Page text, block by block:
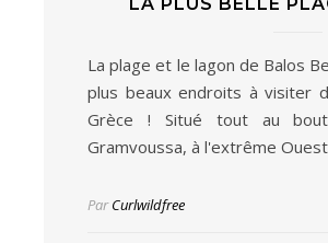
La plage et le lagon de Balos
plus beaux endroits à visiter
Grèce ! Situé tout au
Gramvoussa, à l'extrême
ParCurlwildfree